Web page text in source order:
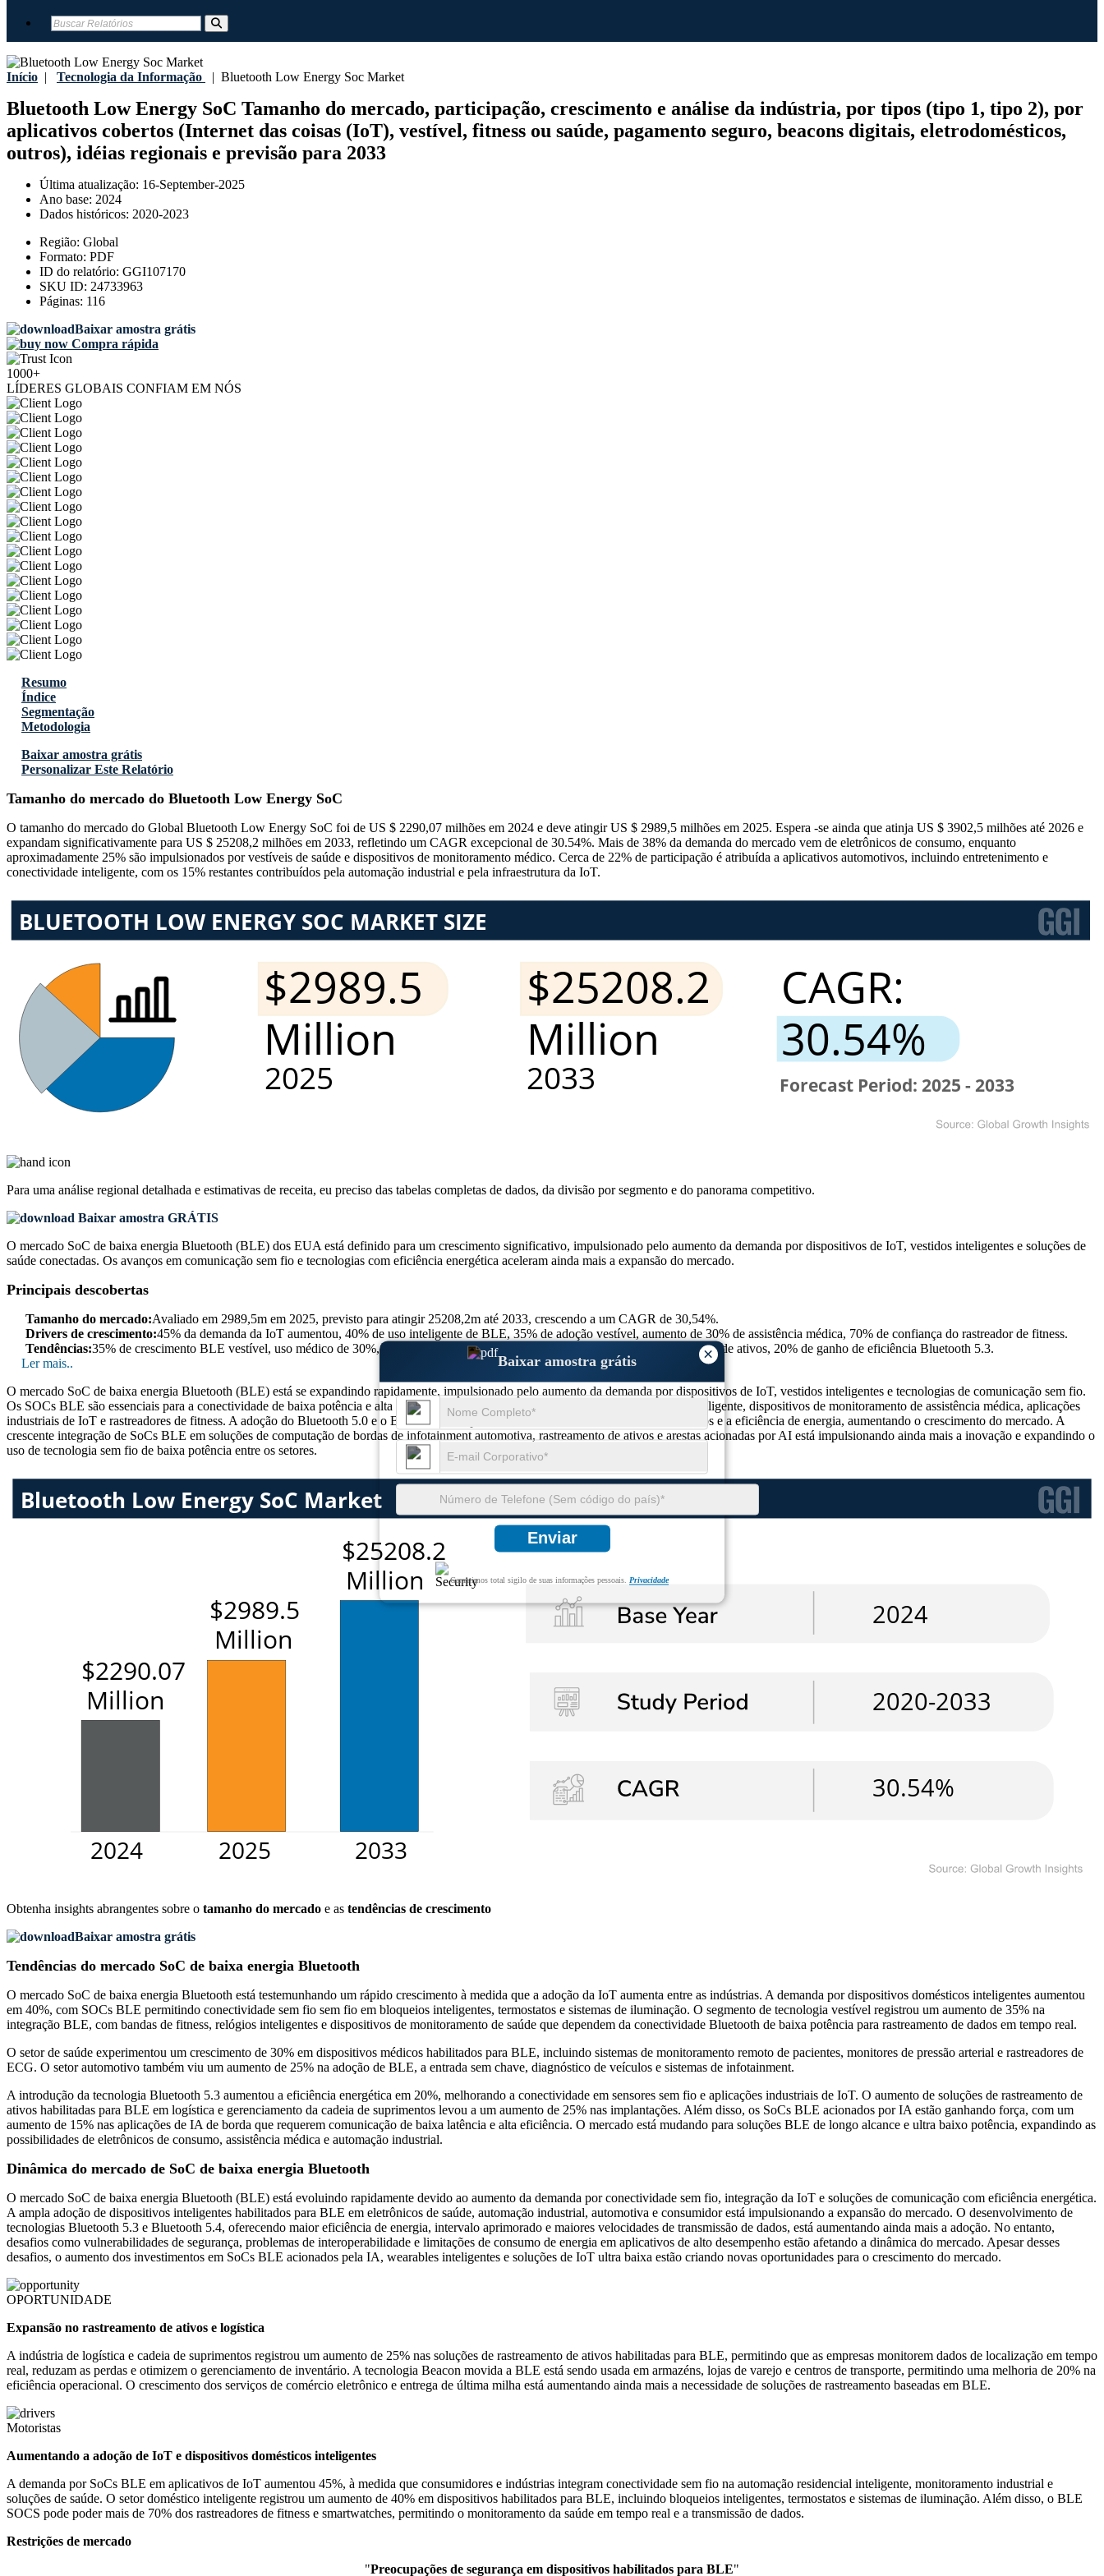
Início | Tecnologia da Informação | Bluetooth Low Energy Soc Market
Bluetooth Low Energy SoC Tamanho do mercado, participação, crescimento e análise da indústria, por tipos (tipo 1, tipo 2), por
aplicativos cobertos (Internet das coisas (IoT), vestível, fitness ou saúde, pagamento seguro, beacons digitais, eletrodomésticos,
outros), idéias regionais e previsão para 2033
Última atualização: 16-September-2025
Ano base: 2024
Dados históricos: 2020-2023
Região: Global
Formato: PDF
ID do relatório: GGI107170
SKU ID: 24733963
Páginas: 116
Baixar amostra grátis
Compra rápida
1000+
LÍDERES GLOBAIS CONFIAM EM NÓS
×
Baixar amostra grátis
Enviar
Garantimos total sigilo de suas informações pessoais. Privacidade
Resumo
Índice
Segmentação
Metodologia
Baixar amostra grátis
Personalizar Este Relatório
Tamanho do mercado do Bluetooth Low Energy SoC
O tamanho do mercado do Global Bluetooth Low Energy SoC foi de US $ 2290,07 milhões em 2024 e deve atingir US $ 2989,5 milhões em 2025. Espera -se ainda que atinja US $ 3902,5 milhões até 2026 e
expandam significativamente para US $ 25208,2 milhões em 2033, refletindo um CAGR excepcional de 30.54%. Mais de 38% da demanda do mercado vem de eletrônicos de consumo, enquanto
aproximadamente 25% são impulsionados por vestíveis de saúde e dispositivos de monitoramento médico. Cerca de 22% de participação é atribuída a aplicativos automotivos, incluindo entretenimento e
conectividade inteligente, com os 15% restantes contribuídos pela automação industrial e pela infraestrutura da IoT.
Para uma análise regional detalhada e estimativas de receita, eu preciso das tabelas completas de dados, da divisão por segmento e do panorama competitivo.
Baixar amostra GRÁTIS
O mercado SoC de baixa energia Bluetooth (BLE) dos EUA está definido para um crescimento significativo, impulsionado pelo aumento da demanda por dispositivos de IoT, vestidos inteligentes e soluções de
saúde conectadas. Os avanços em comunicação sem fio e tecnologias com eficiência energética aceleram ainda mais a expansão do mercado.
Principais descobertas
Tamanho do mercado:Avaliado em 2989,5m em 2025, previsto para atingir 25208,2m até 2033, crescendo a um CAGR de 30,54%.
Drivers de crescimento:45% da demanda da IoT aumentou, 40% de uso inteligente de BLE, 35% de adoção vestível, aumento de 30% de assistência médica, 70% de confiança do rastreador de fitness.
Tendências:35% de crescimento BLE vestível, uso médico de 30%, integração automotiva de 25%, aumento de 25% de rastreamento de ativos, 20% de ganho de eficiência Bluetooth 5.3.
Ler mais..
O mercado SoC de baixa energia Bluetooth (BLE) está se expandindo rapidamente, impulsionado pelo aumento da demanda por dispositivos de IoT, vestidos inteligentes e tecnologias de comunicação sem fio.
Os SOCs BLE são essenciais para a conectividade de baixa potência e alta eficiência, tornando-os ideais para automação doméstica inteligente, dispositivos de monitoramento de assistência médica, aplicações
industriais de IoT e rastreadores de fitness. A adoção do Bluetooth 5.0 e o Bluetooth 5.3 aprimorou a velocidade de transmissão de dados e a eficiência de energia, aumentando o crescimento do mercado. A
crescente integração de SoCs BLE em soluções de computação de bordas de infotainment automotiva, rastreamento de ativos e arestas acionadas por AI está impulsionando ainda mais a inovação e expandindo o
uso de tecnologia sem fio de baixa potência entre os setores.
Obtenha insights abrangentes sobre o tamanho do mercado e as tendências de crescimento
Baixar amostra grátis
Tendências do mercado SoC de baixa energia Bluetooth
O mercado SoC de baixa energia Bluetooth está testemunhando um rápido crescimento à medida que a adoção da IoT aumenta entre as indústrias. A demanda por dispositivos domésticos inteligentes aumentou
em 40%, com SOCs BLE permitindo conectividade sem fio sem fio em bloqueios inteligentes, termostatos e sistemas de iluminação. O segmento de tecnologia vestível registrou um aumento de 35% na
integração BLE, com bandas de fitness, relógios inteligentes e dispositivos de monitoramento de saúde que dependem da conectividade Bluetooth de baixa potência para rastreamento de dados em tempo real.
O setor de saúde experimentou um crescimento de 30% em dispositivos médicos habilitados para BLE, incluindo sistemas de monitoramento remoto de pacientes, monitores de pressão arterial e rastreadores de
ECG. O setor automotivo também viu um aumento de 25% na adoção de BLE, a entrada sem chave, diagnóstico de veículos e sistemas de infotainment.
A introdução da tecnologia Bluetooth 5.3 aumentou a eficiência energética em 20%, melhorando a conectividade em sensores sem fio e aplicações industriais de IoT. O aumento de soluções de rastreamento de
ativos habilitadas para BLE em logística e gerenciamento da cadeia de suprimentos levou a um aumento de 25% nas implantações. Além disso, os SoCs BLE acionados por IA estão ganhando força, com um
aumento de 15% nas aplicações de IA de borda que requerem comunicação de baixa latência e alta eficiência. O mercado está mudando para soluções BLE de longo alcance e ultra baixo potência, expandindo as
possibilidades de eletrônicos de consumo, assistência médica e automação industrial.
Dinâmica do mercado de SoC de baixa energia Bluetooth
O mercado SoC de baixa energia Bluetooth (BLE) está evoluindo rapidamente devido ao aumento da demanda por conectividade sem fio, integração da IoT e soluções de comunicação com eficiência energética.
A ampla adoção de dispositivos inteligentes habilitados para BLE em eletrônicos de saúde, automação industrial, automotiva e consumidor está impulsionando a expansão do mercado. O desenvolvimento de
tecnologias Bluetooth 5.3 e Bluetooth 5.4, oferecendo maior eficiência de energia, intervalo aprimorado e maiores velocidades de transmissão de dados, está aumentando ainda mais a adoção. No entanto,
desafios como vulnerabilidades de segurança, problemas de interoperabilidade e limitações de consumo de energia em aplicativos de alto desempenho estão afetando a dinâmica do mercado. Apesar desses
desafios, o aumento dos investimentos em SoCs BLE acionados pela IA, wearables inteligentes e soluções de IoT ultra baixa estão criando novas oportunidades para o crescimento do mercado.
OPORTUNIDADE
Expansão no rastreamento de ativos e logística
A indústria de logística e cadeia de suprimentos registrou um aumento de 25% nas soluções de rastreamento de ativos habilitadas para BLE, permitindo que as empresas monitorem dados de localização em tempo
real, reduzam as perdas e otimizem o gerenciamento de inventário. A tecnologia Beacon movida a BLE está sendo usada em armazéns, lojas de varejo e centros de transporte, permitindo uma melhoria de 20% na
eficiência operacional. O crescimento dos serviços de comércio eletrônico e entrega de última milha está aumentando ainda mais a necessidade de soluções de rastreamento baseadas em BLE.
Motoristas
Aumentando a adoção de IoT e dispositivos domésticos inteligentes
A demanda por SoCs BLE em aplicativos de IoT aumentou 45%, à medida que consumidores e indústrias integram conectividade sem fio na automação residencial inteligente, monitoramento industrial e
soluções de saúde. O setor doméstico inteligente registrou um aumento de 40% em dispositivos habilitados para BLE, incluindo bloqueios inteligentes, termostatos e sistemas de iluminação. Além disso, o BLE
SOCS pode poder mais de 70% dos rastreadores de fitness e smartwatches, permitindo o monitoramento da saúde em tempo real e a transmissão de dados.
Restrições de mercado
"Preocupações de segurança em dispositivos habilitados para BLE"